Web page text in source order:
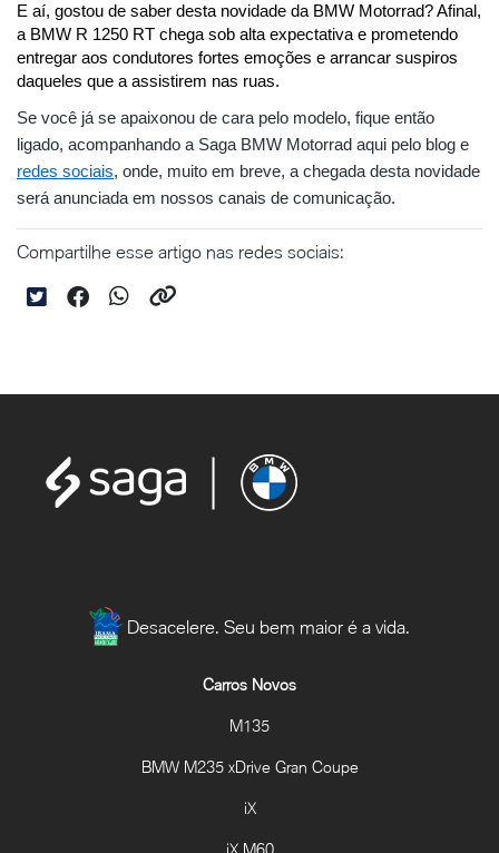
E aí, gostou de saber desta novidade da BMW Motorrad? Afinal,
a BMW R 1250 RT chega sob alta expectativa e prometendo
entregar aos condutores fortes emoções e arrancar suspiros
daqueles que a assistirem nas ruas.
Se você já se apaixonou de cara pelo modelo, fique então
redes sociais, onde, muito em breve, a chegada desta novidade
será anunciada em nossos canais de comunicação.
Compartilhe esse artigo nas redes sociais:
Desacelere. Seu bem maior é a vida.
Carros Novos
M135
BMW M235 xDrive Gran Coupe
iX
iX M60